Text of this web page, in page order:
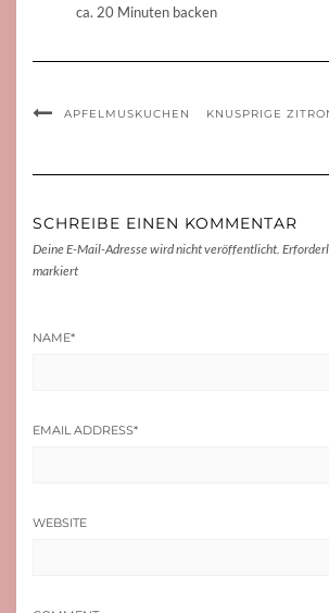
ca. 20 Minuten backen
APFELMUSKUCHEN KNUSPRIGE
SCHREIBE EINEN KOMMENTAR
Deine E-Mail-Adresse wird nicht veröffentlicht.
markiert
NAME*
EMAIL ADDRESS*
WEBSITE